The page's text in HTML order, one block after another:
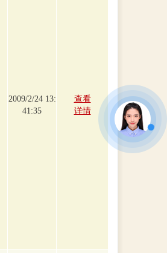
2009/2/24 13:
41:35
查看
详情